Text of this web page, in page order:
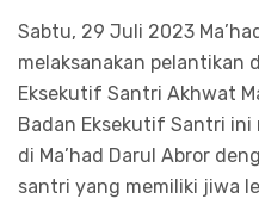
Sabtu, 29 Juli 2023
melaksanakan pelantikan
Eksekutif Santri Akhwat
Badan Eksekutif Santri
di Ma’had Darul Abror
santri yang memiliki jiwa